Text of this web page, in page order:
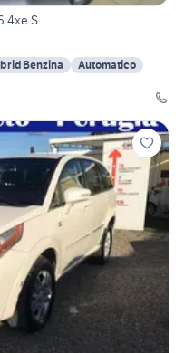
4xe S
Benzina
Automatico